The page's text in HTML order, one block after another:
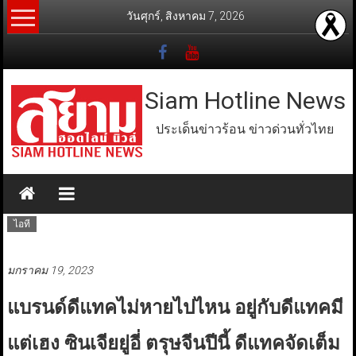
Skip
to
วันศุกร์, สิงหาคม 7, 2026
Siam Hotline News
ประเด็นข่าวร้อน ข่าวด่วนทั่วไทย
ไอที
มกราคม 19, 2023
แบรนด์ดีแทคไม่หายไปไหน อยู่กับดีแทคมี
แต่เฮง ซินเจียยู่อี่ ตรุษจีนปีนี้ ดีแทคจัดเต็ม